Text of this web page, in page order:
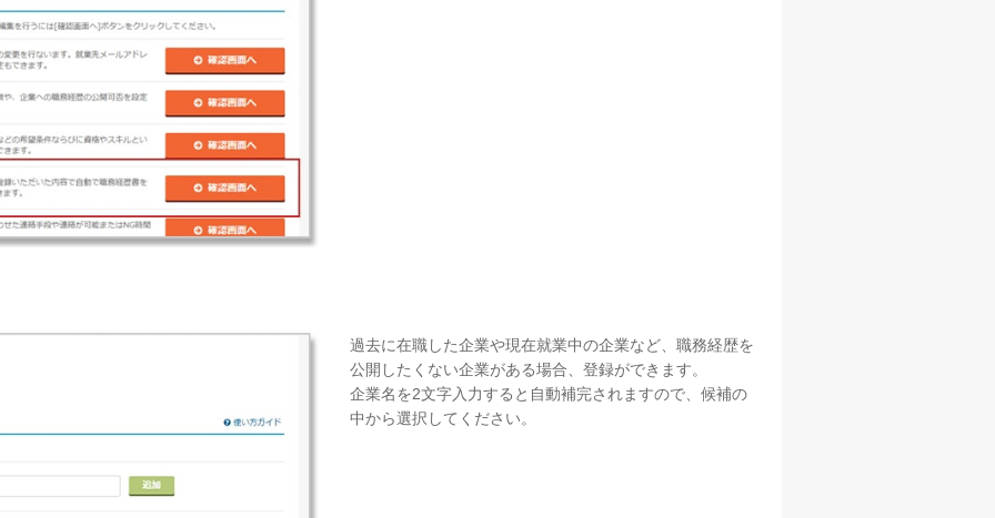
過去に在職した企業や現在就業中の企業など、職務経歴を
公開したくない企業がある場合、登録ができます。
企業名を2文字入力すると自動補完されますので、候補の
中から選択してください。